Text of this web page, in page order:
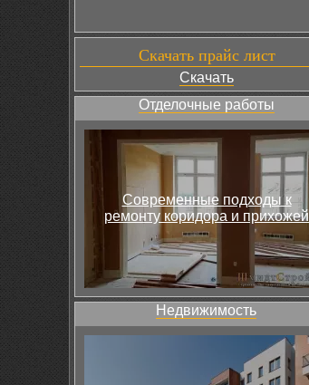
Скачать прайс лист
Скачать
Отделочные работы
Современные подходы к
ремонту коридора и прихожей
Недвижимость